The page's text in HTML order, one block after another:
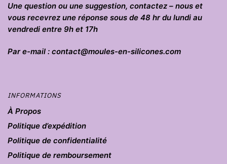
Une question ou une suggestion, contactez – nous et
vous recevrez une réponse sous de 48 hr du lundi au
vendredi entre 9h et 17h
Par e-mail : contact@moules-en-silicones.com
INFORMATIONS
À Propos
Politique d’expédition
Politique de confidentialité
Politique de remboursement